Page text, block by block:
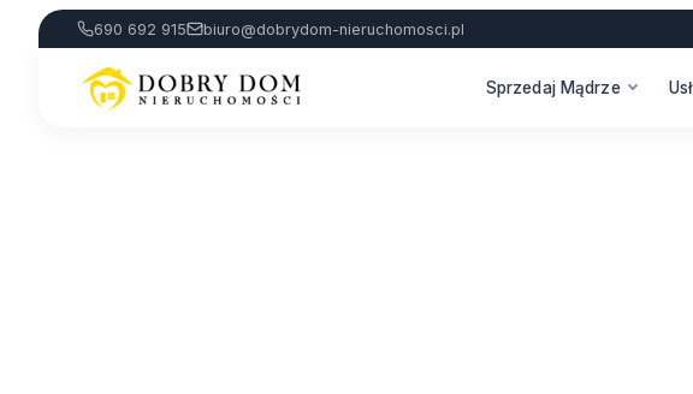
690 692 915 biuro@dobrydom-nieruchomosci.pl
Sprzedaj Mądrze